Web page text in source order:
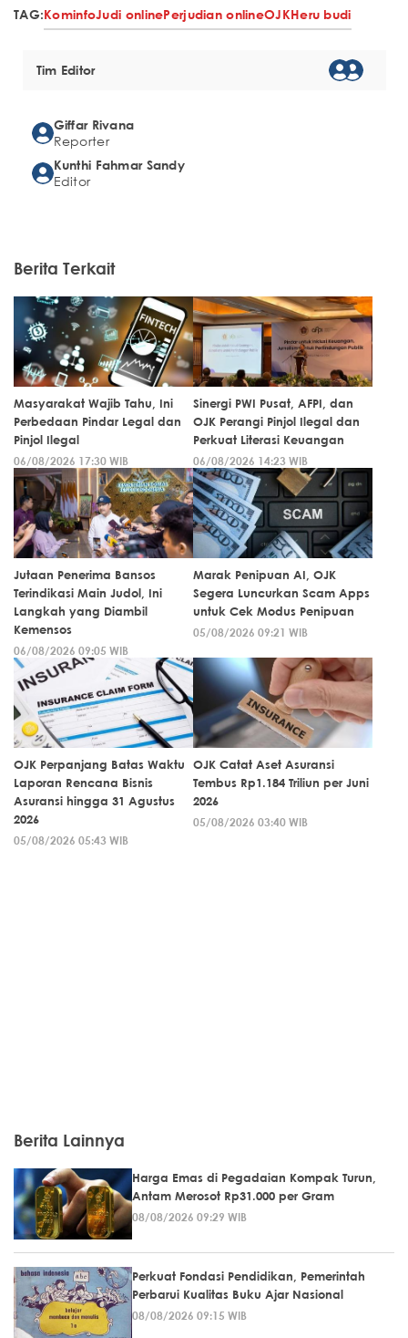
TAG:KominfoJudi onlinePerjudian onlineOJKHeru budi
Tim Editor
Giffar Rivana
Reporter
Kunthi Fahmar Sandy
Editor
Berita Terkait
Masyarakat Wajib Tahu, Ini
Perbedaan Pindar Legal dan
Pinjol Ilegal
06/08/2026 17:30 WIB
Sinergi PWI Pusat, AFPI, dan
OJK Perangi Pinjol Ilegal dan
Perkuat Literasi Keuangan
06/08/2026 14:23 WIB
Jutaan Penerima Bansos
Terindikasi Main Judol, Ini
Langkah yang Diambil
Kemensos
06/08/2026 09:05 WIB
Marak Penipuan AI, OJK
Segera Luncurkan Scam Apps
untuk Cek Modus Penipuan
05/08/2026 09:21 WIB
OJK Perpanjang Batas Waktu
Laporan Rencana Bisnis
Asuransi hingga 31 Agustus
2026
05/08/2026 05:43 WIB
OJK Catat Aset Asuransi
Tembus Rp1.184 Triliun per Juni
2026
05/08/2026 03:40 WIB
Berita Lainnya
Harga Emas di Pegadaian Kompak Turun,
Antam Merosot Rp31.000 per Gram
08/08/2026 09:29 WIB
Perkuat Fondasi Pendidikan, Pemerintah
Perbarui Kualitas Buku Ajar Nasional
08/08/2026 09:15 WIB